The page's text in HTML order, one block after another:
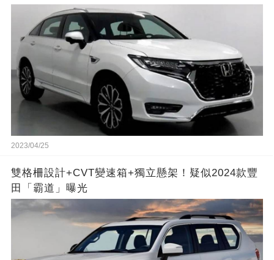
2023/04/25
雙格柵設計+CVT變速箱+獨立懸架！疑似2024款豐
田「霸道」曝光